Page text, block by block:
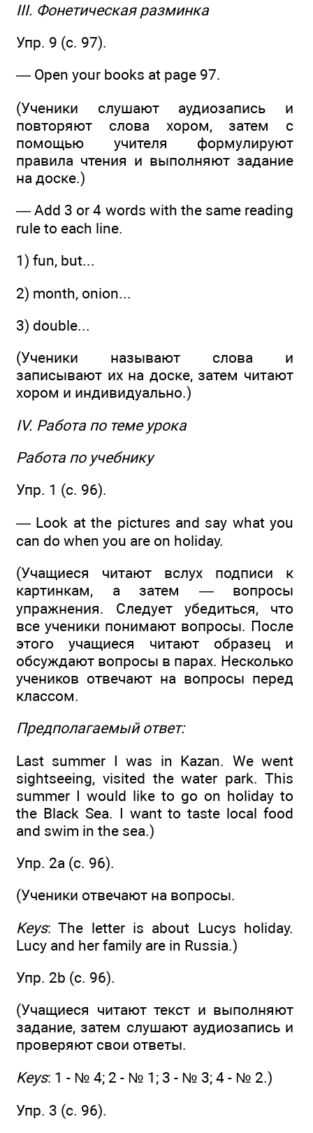
III. Фонетическая разминка
Упр. 9 (с. 97).
— Open your books at page 97.
(Ученики слушают аудиозапись и
повторяют слова хором, затем с
помощью учителя формулируют
правила чтения и выполняют задание
на доске.)
— Add 3 or 4 words with the same reading
rule to each line.
1) fun, but...
2) month, onion...
3) double...
(Ученики называют слова и
записывают их на доске, затем читают
хором и индивидуально.)
IV. Работа по теме урока
Работа по учебнику
Упр. 1 (с. 96).
— Look at the pictures and say what you
can do when you are on holiday.
(Учащиеся читают вслух подписи к
картинкам, а затем — вопросы
упражнения. Следует убедиться, что
все ученики понимают вопросы. После
этого учащиеся читают образец и
обсуждают вопросы в парах. Несколько
учеников отвечают на вопросы перед
классом.
Предполагаемый ответ:
Last summer I was in Kazan. We went
sightseeing, visited the water park. This
summer I would like to go on holiday to
the Black Sea. I want to taste local food
and swim in the sea.)
Упр. 2a (c. 96).
(Ученики отвечают на вопросы.
Keys: The letter is about Lucys holiday.
Lucy and her family are in Russia.)
Упр. 2b (c. 96).
(Учащиеся читают текст и выполняют
задание, затем слушают аудиозапись и
проверяют свои ответы.
Keys: 1 - № 4; 2 - № 1; 3 - № 3; 4 - № 2.)
Упр. 3 (с. 96).